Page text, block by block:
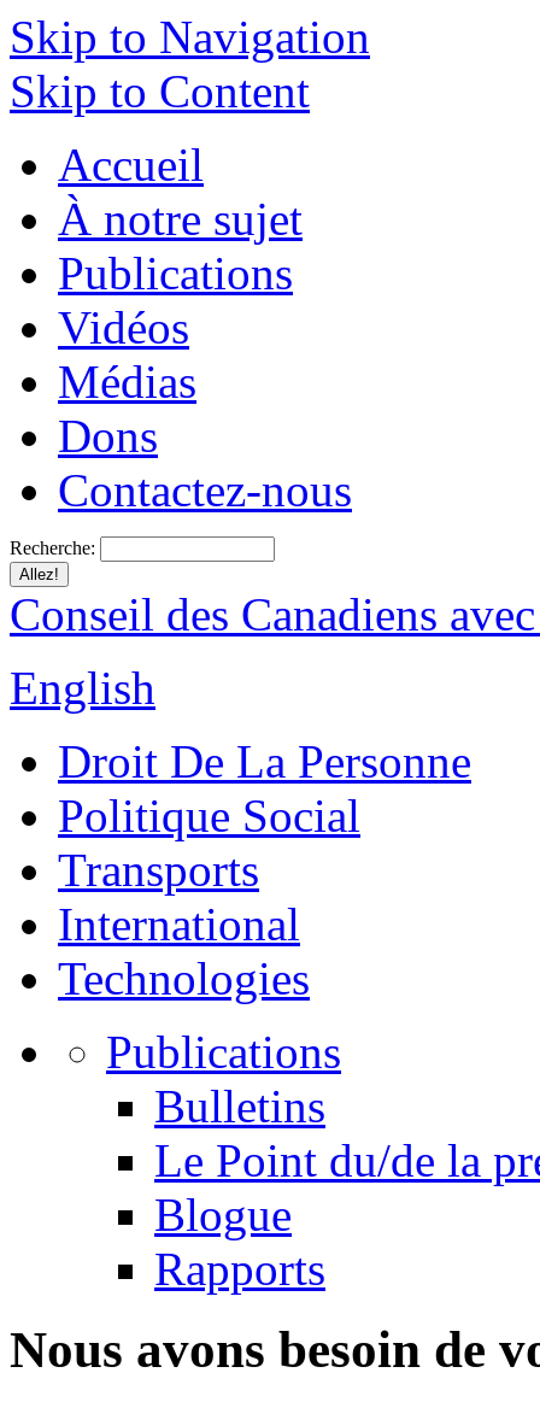
Skip to Navigation
Skip to Content
Accueil
À notre sujet
Publications
Vidéos
Médias
Dons
Contactez-nous
Recherche:
Conseil des Canadiens
English
Droit De La Personne
Politique Social
Transports
International
Technologies
Publications
Bulletins
Le Point du/de la
Blogue
Rapports
Nous avons besoin de